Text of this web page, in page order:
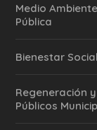
Medio
Pública
Bienestar Social
Regeneración
Públicos